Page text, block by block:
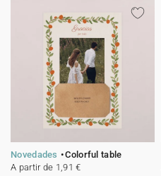
Novedades
Colorful table
A partir de 1,91 €